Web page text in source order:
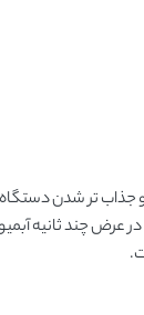
و جذاب تر شدن
عرض چند ثانیه